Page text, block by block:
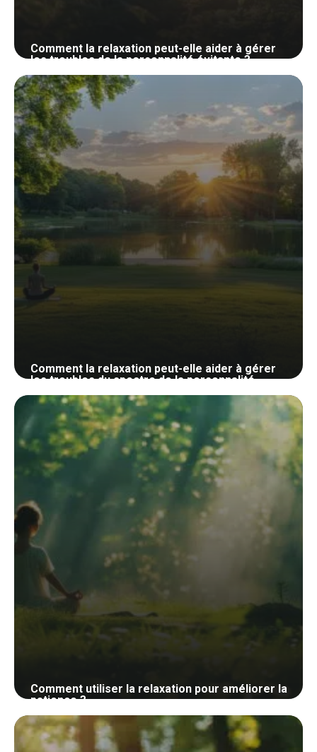
Comment la relaxation peut-elle aider à gérer
les troubles de la personnalité évitante ?
30 mai 2024
Comment la relaxation peut-elle aider à gérer
les troubles du spectre de la personnalité
30 mai 2024
Comment utiliser la relaxation pour améliorer la
patience ?
28 mai 2024